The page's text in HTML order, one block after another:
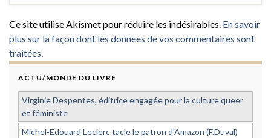
Ce site utilise Akismet pour réduire les indésirables. En savoir
plus sur la façon dont les données de vos commentaires sont
traitées.
ACTU/MONDE DU LIVRE
Virginie Despentes, éditrice engagée pour la culture queer
et féministe
Michel-Edouard Leclerc tacle le patron d'Amazon (F.Duval)